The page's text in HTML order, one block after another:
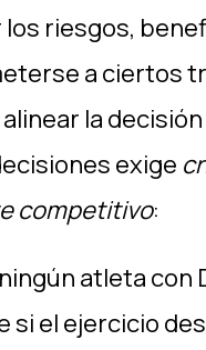
riesgos,
a ciertos
la
exige
competitivo:
atleta con
si el ejercicio